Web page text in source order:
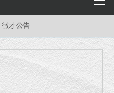
徵才公告